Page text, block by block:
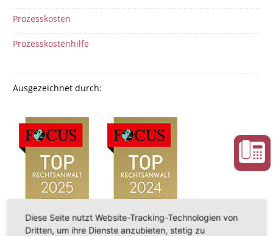
Prozesskosten
Prozesskostenhilfe
Ausgezeichnet durch:
Diese Seite nutzt Website-Tracking-Technologien von
Dritten, um ihre Dienste anzubieten, stetig zu